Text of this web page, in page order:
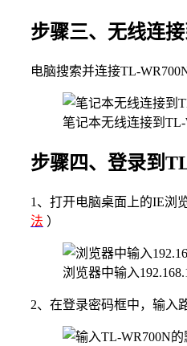
步骤三、无线连
电脑搜索并连接TL-
笔记本无线连接到
步骤四、登录到
1、打开电脑桌面上的IE浏
法 ）
浏览器中输入
2、在登录密码框中，输入